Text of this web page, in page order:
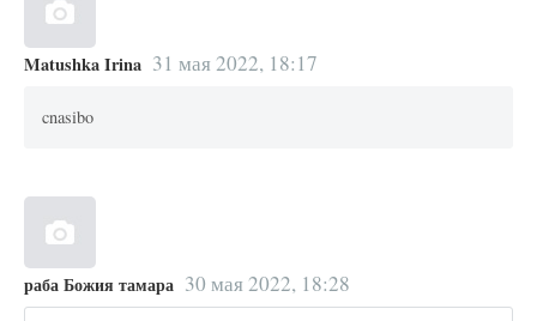
Matushka Irina 31 мая 2022, 18:17
cnasibo
раба Божия тамара 30 мая 2022, 18:28